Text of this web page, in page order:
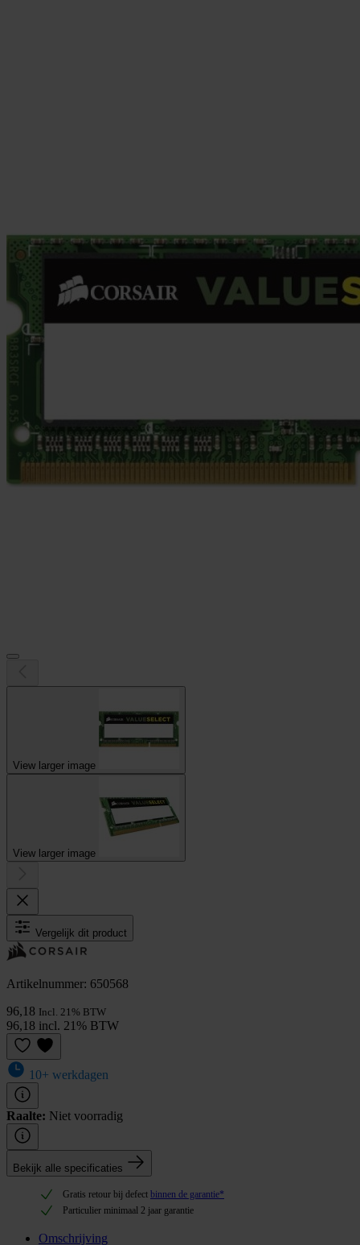
View larger image
View larger image
Vergelijk dit product
Artikelnummer: 650568
96,18 Incl. 21% BTW
96,18 incl. 21% BTW
10+ werkdagen
Raalte: Niet voorradig
Bekijk alle specificaties
Gratis retour bij defect binnen de garantie*
Particulier minimaal 2 jaar garantie
Omschrijving